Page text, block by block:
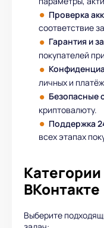
Проверка
соответствие
Гарантия и
покупателей
личных и
Безопасные
криптовалюту.
Поддержка
всех этапах
Категории
ВКонтакте
Выберите